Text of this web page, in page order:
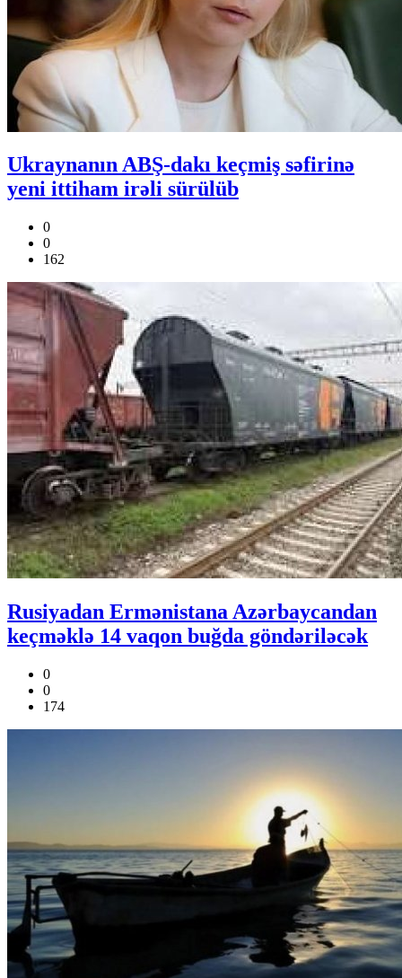
Ukraynanın ABŞ-dakı keçmiş səfirinə
yeni ittiham irəli sürülüb
0
0
162
Rusiyadan Ermənistana Azərbaycandan
keçməklə 14 vaqon buğda göndəriləcək
0
0
174